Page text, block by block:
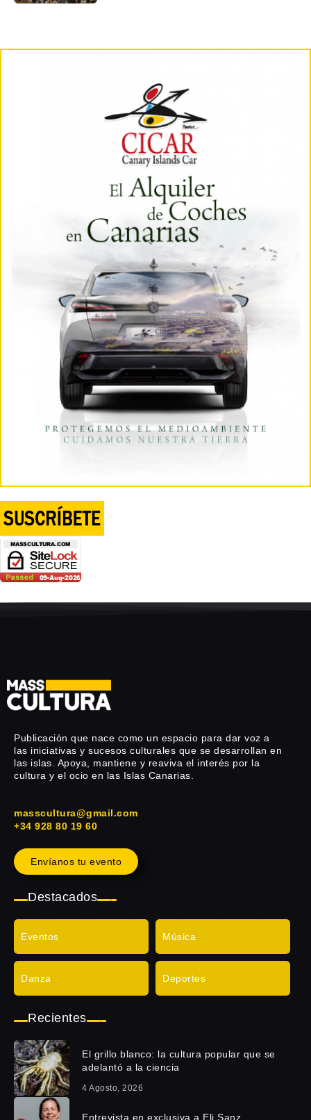
Publicación que nace como un espacio para dar voz a
las iniciativas y sucesos culturales que se desarrollan en
las islas. Apoya, mantiene y reaviva el interés por la
cultura y el ocio en las Islas Canarias.
masscultura@gmail.com
+34 928 80 19 60
Envíanos tu evento
Destacados
Eventos Música
Danza Deportes
Recientes
El grillo blanco: la cultura popular que se
adelantó a la ciencia
4 Agosto, 2026
Entrevista en exclusiva a Eli Sanz